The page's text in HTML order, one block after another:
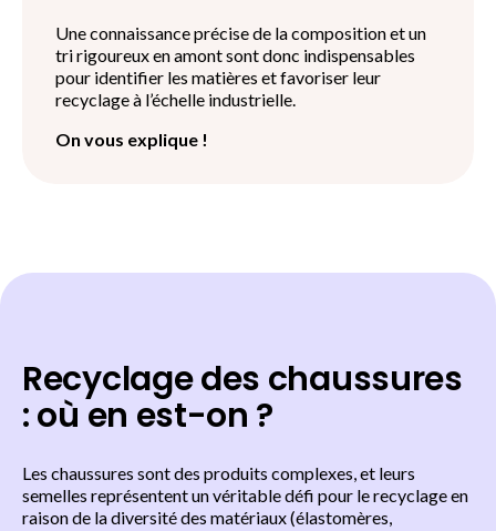
Une connaissance précise de la composition et un
tri rigoureux en amont sont donc indispensables
pour identifier les matières et favoriser leur
recyclage à l’échelle industrielle.
On vous explique !
Recyclage des chaussures
: où en est-on ?
Les chaussures sont des produits complexes, et leurs
semelles représentent un véritable défi pour le recyclage en
raison de la diversité des matériaux (élastomères,